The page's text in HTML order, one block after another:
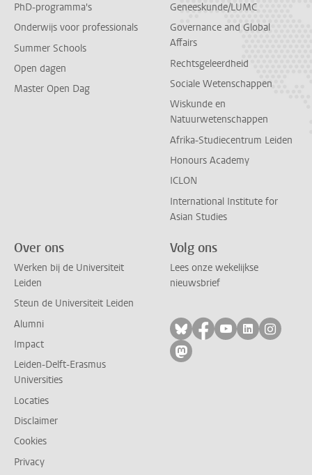
PhD-programma's
Onderwijs voor professionals
Summer Schools
Open dagen
Master Open Dag
Geneeskunde/LUMC
Governance and Global
Affairs
Rechtsgeleerdheid
Sociale Wetenschappen
Wiskunde en
Natuurwetenschappen
Afrika-Studiecentrum Leiden
Honours Academy
ICLON
International Institute for
Asian Studies
Over ons
Werken bij de Universiteit
Leiden
Steun de Universiteit Leiden
Alumni
Impact
Leiden-Delft-Erasmus
Universities
Locaties
Disclaimer
Cookies
Privacy
Volg ons
Lees onze wekelijkse
nieuwsbrief
Volg ons op bluesky
Volg ons op
Volg ons op
Volg ons
Volg
Volg ons op mastodon